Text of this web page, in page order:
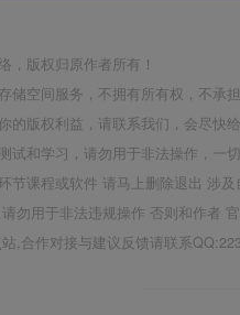
，版权归原作者所有！
储空间服务，不拥有所有权，不承担
的版权利益，请联系我们，会尽快
试和学习，请勿用于非法操作，一切
节课程或软件 请马上删除退出 涉
勿用于非法违规操作 否则和作者
,合作对接与建议反馈请联系